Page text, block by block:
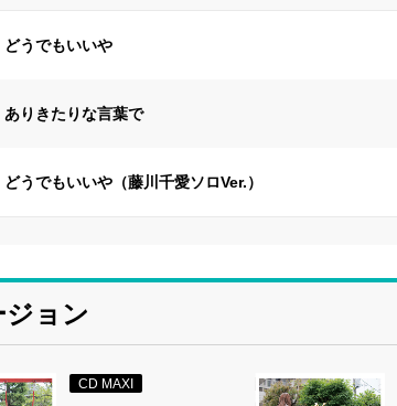
どうでもいいや
ありきたりな言葉で
どうでもいいや（藤川千愛ソロVer.）
ジョン
CD MAXI